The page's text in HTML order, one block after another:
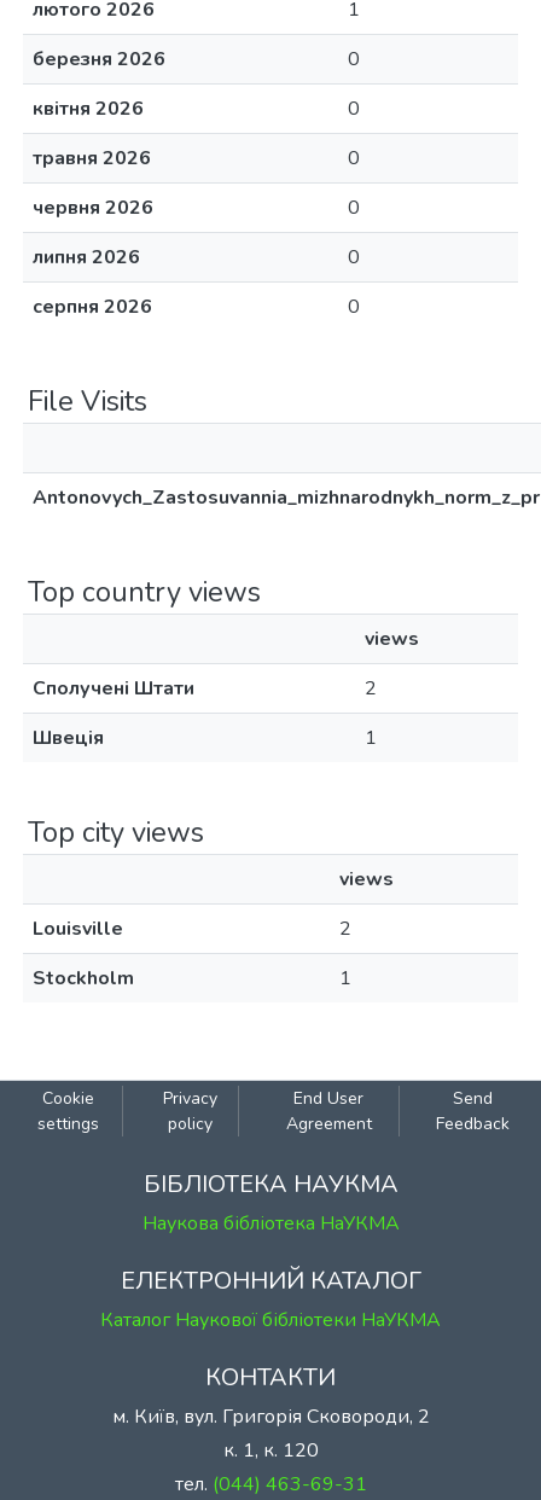
лютого 2026
1
березня 2026
0
квітня 2026
0
травня 2026
0
червня 2026
0
липня 2026
0
серпня 2026
0
File Visits
Top country views
views
Сполучені Штати
2
Швеція
1
Top city views
views
Louisville
2
Stockholm
1
Cookie
settings
Privacy
policy
End User
Agreement
Send
Feedback
БІБЛІОТЕКА НАУКМА
Наукова бібліотека НаУКМА
ЕЛЕКТРОННИЙ КАТАЛОГ
Каталог Наукової бібліотеки НаУКМА
КОНТАКТИ
м. Київ, вул. Григорія Сковороди, 2
к. 1, к. 120
тел. (044) 463-69-31